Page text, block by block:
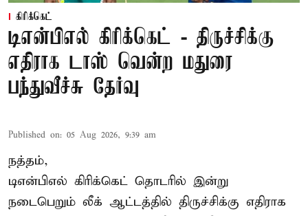
கிரிக்கெட்
டிஎன்பிஎல் கிரிக்கெட் - திருச்சிக்கு
எதிராக டாஸ் வென்ற மதுரை
பந்துவீச்சு தேர்வு
Published on: 05 Aug 2026, 9:39 am
நத்தம்,
டிஎன்பிஎல் கிரிக்கெட் தொடரில் இன்று
நடைபெறும் லீக் ஆட்டத்தில் திருச்சிக்கு எதிராக